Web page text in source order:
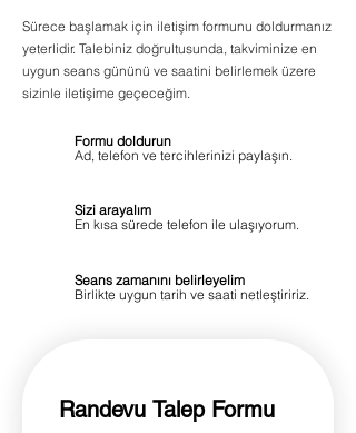
Sürece başlamak için iletişim formunu doldurmanız
yeterlidir. Talebiniz doğrultusunda, takviminize en
uygun seans gününü ve saatini belirlemek üzere
sizinle iletişime geçeceğim.
Formu doldurun
Ad, telefon ve tercihlerinizi paylaşın.
Sizi arayalım
En kısa sürede telefon ile ulaşıyorum.
Seans zamanını belirleyelim
Birlikte uygun tarih ve saati netleştiririz.
Randevu Talep Formu